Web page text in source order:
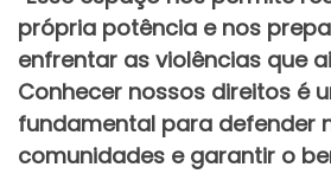
própria potência e nos
enfrentar as violências que
Conhecer nossos direitos é
fundamental para defender
comunidades e garantir o